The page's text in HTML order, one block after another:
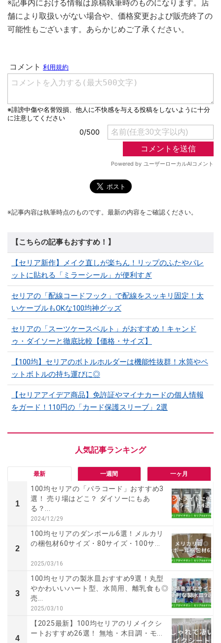
※記事内における情報は原稿執筆時のものになります。店
舗により取扱いがない場合や、価格変更および販売終了の
可能性もございます。あらかじめご了承ください。
※記事内容は執筆時点のものです。最新の内容をご確認ください。
【こちらの記事もおすすめ！】
【セリア新作】メイク直しが楽ちん！リップのふたやパレ
ットに貼れる「ミラーシール」が便利すぎ
セリアの「配線コードフック」で配線をスッキリ固定！太
いケーブルもOKな100均神グッズ
セリアの「スーツケースベルト」がおすすめ！キャンド
ゥ・ダイソーと徹底比較【価格・サイズ】
【100均】セリアのボトルホルダーは機能性抜群！水筒やペ
ットボトルの持ち運びに◎
【セリアアイデア商品】免許証やマイナカードの個人情報
をガード！110円の「カード保護スリーブ」2選
最新 一週間 一ヶ月
1
100均セリアの「パラコード」おすすめ3
選！ 売り場はどこ？ ダイソーにもあ
る？...
2024/12/29
2
100均セリアのダンボール6選！メルカリ
の梱包材60サイズ・80サイズ・100サ...
2025/03/16
3
100均セリアの製氷皿おすすめ9選！丸型
やかわいいハート型、水筒用、離乳食も◎
売...
2025/03/10
4
【2025最新】100均セリアのリメイクシ
ートおすすめ26選！ 無地・木目調・モ...